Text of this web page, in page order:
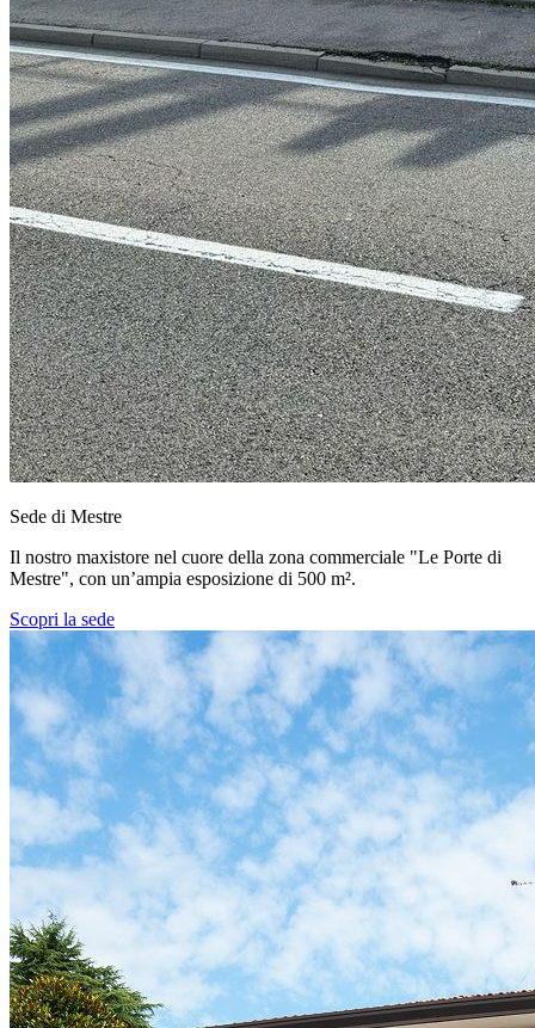
Sede di Mestre
Il nostro maxistore nel cuore della zona commerciale "Le Porte di
Mestre", con un’ampia esposizione di 500 m².
Scopri la sede